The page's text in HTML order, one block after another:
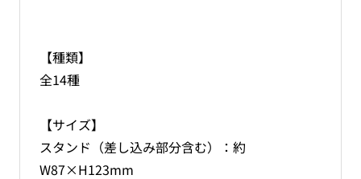
【種類】
全14種
【サイズ】
スタンド（差し込み部分含む）：約
W87×H123mm